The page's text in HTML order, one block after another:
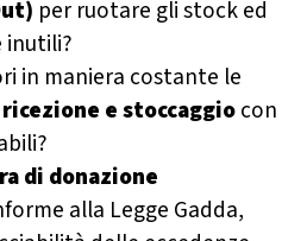
per ruotare gli stock ed
inutili?
in maniera costante le
e stoccaggiocon
di donazione
alla Legge Gadda,